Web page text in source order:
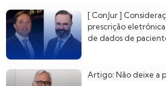
[ ConJur ]
prescrição
de dados de
Artigo: Não deixe a